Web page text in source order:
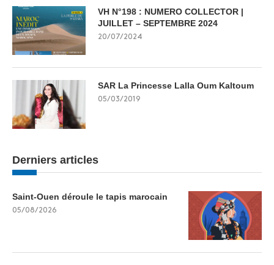
VH N°198 : NUMERO COLLECTOR |
JUILLET – SEPTEMBRE 2024
20/07/2024
SAR La Princesse Lalla Oum Kaltoum
05/03/2019
Derniers articles
Saint-Ouen déroule le tapis marocain
05/08/2026